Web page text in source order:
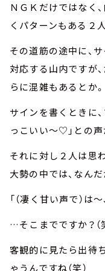
ＮＧＫだけではなく
くパターンもある２人
その道筋の途中に、
対応する山内ですが
らに混雑もあるとか。
サインを書くときに、
っこいい～♡」との声
それに対し２人は思わ
大勢の中では、なんだ
「（凄く甘い声で）
…そこまでですか？（
客観的に見たら出待
ゃうんですね（笑）